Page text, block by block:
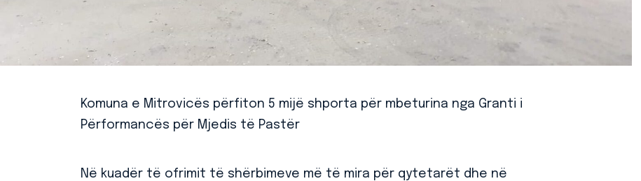
Komuna e Mitrovicës përfiton 5 mijë shporta për mbeturina nga Granti i
Përformancës për Mjedis të Pastër
Në kuadër të ofrimit të shërbimeve më të mira për qytetarët dhe në